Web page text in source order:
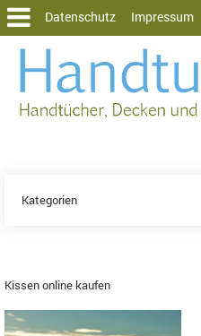
Datenschutz Impressum
Kategorien
Kissen online kaufen